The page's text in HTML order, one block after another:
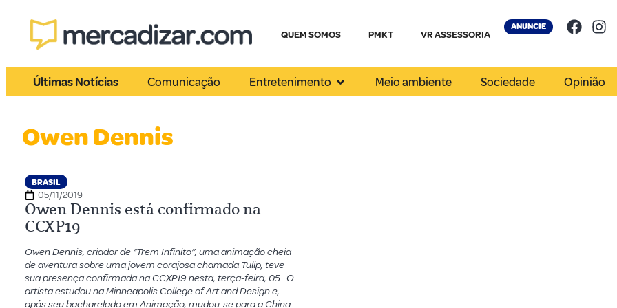
QUEM SOMOS PMKT VR ASSESSORIA
ANUNCIE
Últimas Notícias Comunicação Entretenimento Meio ambiente Sociedade Opinião
Owen Dennis
BRASIL
05/11/2019
Owen Dennis está confirmado na
CCXP19
Owen Dennis, criador de “Trem Infinito”, uma animação cheia
de aventura sobre uma jovem corajosa chamada Tulip, teve
sua presença confirmada na CCXP19 nesta, terça-feira, 05. O
artista estudou na Minneapolis College of Art and Design e,
após seu bacharelado em Animação, mudou-se para a China